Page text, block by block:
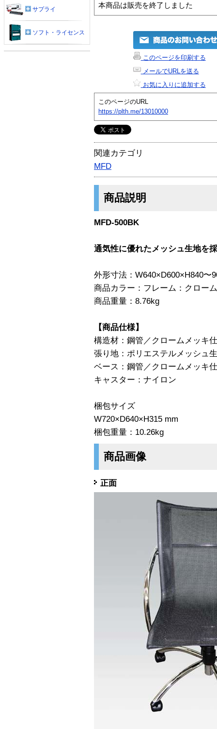
本商品は販売を終了しました
このページを印刷する
メールでURLを送る
お気に入りに追加する
このページのURL
https://plth.me/13010000
関連カテゴリ
MFD
商品説明
MFD-500BK
通気性に優れたメッシュ生地を
外形寸法：W640×D600×H840〜
商品カラー：フレーム：クロー
商品重量：8.76kg
【商品仕様】
構造材：鋼管／クロームメッキ
張り地：ポリエステルメッシュ
ベース：鋼管／クロームメッキ
キャスター：ナイロン
梱包サイズ
W720×D640×H315 mm
梱包重量：10.26kg
商品画像
正面
サプライ
ソフト・ライセンス